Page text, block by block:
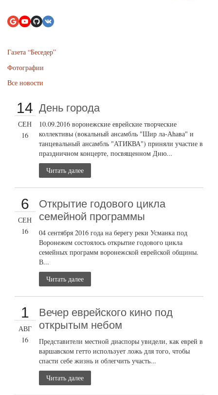
Газета “Беседер”
Фотографии
Все новости
14
СЕН
16
День города
10.09.2016 воронежские еврейские творческие
коллективы (вокальный ансамбль "Шир ла-Аhава" и
танцевальный ансамбль "АТИКВА") приняли участие в
праздничном концерте, посвященном Дню...
Читать далее
6
СЕН
16
Открытие годового цикла
семейной программы
04 сентября 2016 года на берегу реки Усманка под
Воронежем состоялось открытие годового цикла
семейных программ воронежской еврейской общины.
В...
Читать далее
1
АВГ
16
Вечер еврейского кино под
открытым небом
Представители местной диаспоры увидели, как еврей в
варшавском гетто использует ложь для того, чтобы
спасти себе жизнь и облегчить участь...
Читать далее